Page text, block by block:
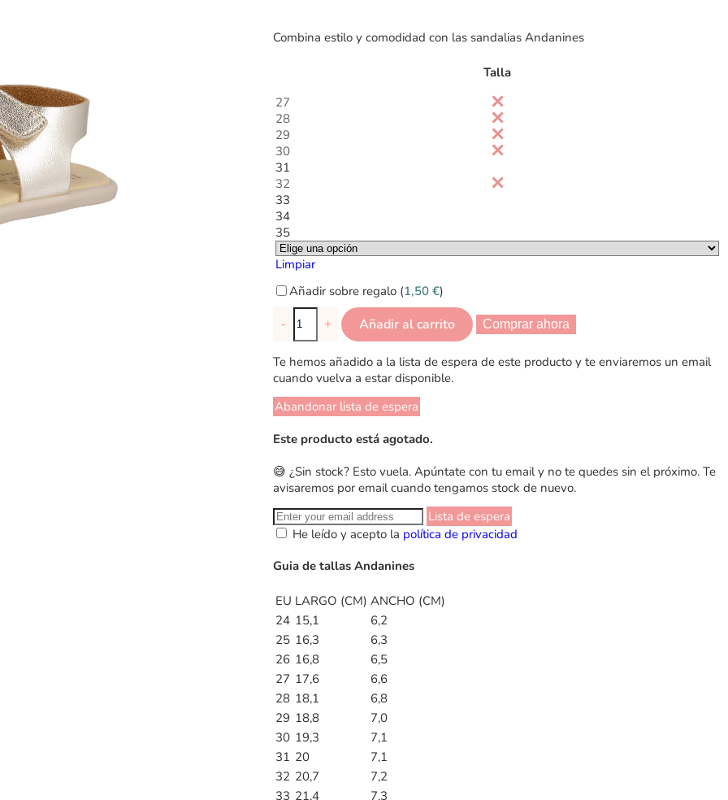
Combina estilo y comodidad con las sandalias Andanines
Talla
27
28
29
30
31
32
33
34
35
Limpiar
Añadir sobre regalo (1,50 €)
- + Añadir al carrito Comprar ahora
Te hemos añadido a la lista de espera de este producto y te enviaremos un email
cuando vuelva a estar disponible.
Abandonar lista de espera
Este producto está agotado.
😅 ¿Sin stock? Esto vuela. Apúntate con tu email y no te quedes sin el próximo. Te
avisaremos por email cuando tengamos stock de nuevo.
Lista de espera
He leído y acepto la política de privacidad
Guia de tallas Andanines
EU LARGO (CM) ANCHO (CM)
24 15,1
6,2
25 16,3
6,3
26 16,8
6,5
27 17,6
6,6
28 18,1
6,8
29 18,8
7,0
30 19,3
7,1
31 20
7,1
32 20,7
7,2
33 21,4 7,3